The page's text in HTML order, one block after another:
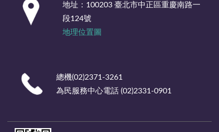
地址：100203 臺北市中正區重慶南路一
段124號
地理位置圖
總機(02)2371-3261
為民服務中心電話 (02)2331-0901